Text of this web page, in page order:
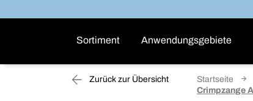
Sortiment Anwendungsgebiete
Zurück zur Übersicht Startseite
Crimpzange